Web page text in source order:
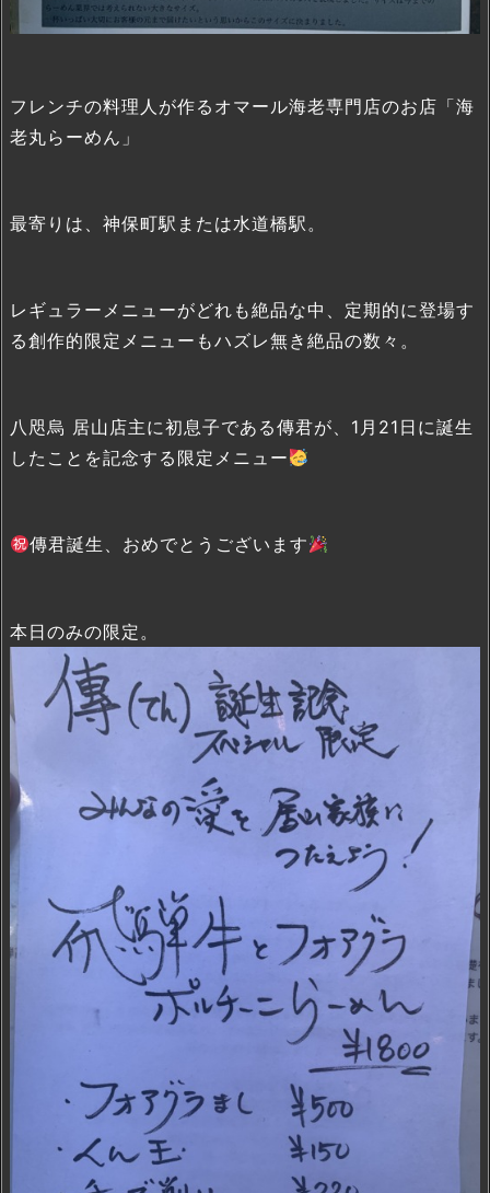
フレンチの料理人が作るオマール海老専門店のお店「海
老丸らーめん」
最寄りは、神保町駅または水道橋駅。
レギュラーメニューがどれも絶品な中、定期的に登場す
る創作的限定メニューもハズレ無き絶品の数々。
八咫烏 居山店主に初息子である傳君が、1月21日に誕生
したことを記念する限定メニュー
傳君誕生、おめでとうございます
本日のみの限定。